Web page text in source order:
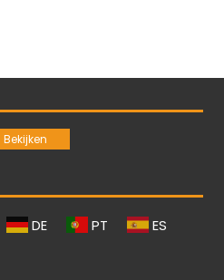
DE PT ES